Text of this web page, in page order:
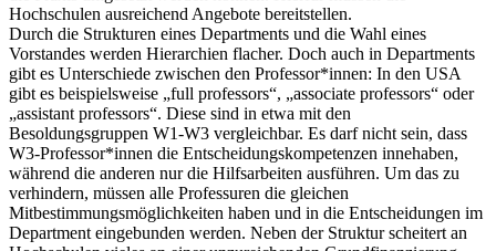
Hochschulen ausreichend Angebote bereitstellen.
Durch die Strukturen eines Departments und die Wahl eines
Vorstandes werden Hierarchien flacher. Doch auch in Departments
gibt es Unterschiede zwischen den Professor*innen: In den USA
gibt es beispielsweise „full professors“, „associate professors“ oder
„assistant professors“. Diese sind in etwa mit den
Besoldungsgruppen W1-W3 vergleichbar. Es darf nicht sein, dass
W3-Professor*innen die Entscheidungskompetenzen innehaben,
während die anderen nur die Hilfsarbeiten ausführen. Um das zu
verhindern, müssen alle Professuren die gleichen
Mitbestimmungsmöglichkeiten haben und in die Entscheidungen im
Department eingebunden werden. Neben der Struktur scheitert an